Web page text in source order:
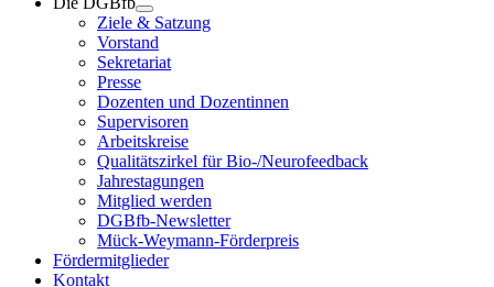
Ziele & Satzung
Vorstand
Sekretariat
Presse
Dozenten und Dozentinnen
Supervisoren
Arbeitskreise
Qualitätszirkel für Bio-/Neurofeedback
Jahrestagungen
Mitglied werden
DGBfb-Newsletter
Mück-Weymann-Förderpreis
Fördermitglieder
Kontakt